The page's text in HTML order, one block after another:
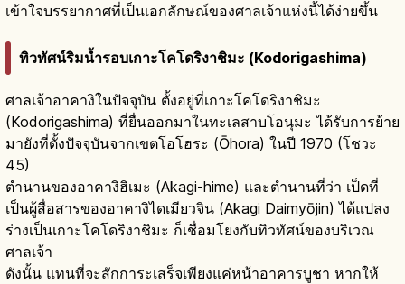
เข้าใจบรรยากาศที่เป็นเอกลักษณ์ของศาลเจ้าแห่งนี้ได้ง่ายขึ้น
ทิวทัศน์ริมน้ำรอบเกาะโคโดริงาชิมะ (Kodorigashima)
ศาลเจ้าอาคางิในปัจจุบัน ตั้งอยู่ที่เกาะโคโดริงาชิมะ
(Kodorigashima) ที่ยื่นออกมาในทะเลสาบโอนุมะ ได้รับการย้าย
มายังที่ตั้งปัจจุบันจากเขตโอโฮระ (Ōhora) ในปี 1970 (โชวะ
45)
ตำนานของอาคางิฮิเมะ (Akagi-hime) และตำนานที่ว่า เป็ดที่
เป็นผู้สื่อสารของอาคางิไดเมียวจิน (Akagi Daimyōjin) ได้แปลง
ร่างเป็นเกาะโคโดริงาชิมะ ก็เชื่อมโยงกับทิวทัศน์ของบริเวณ
ศาลเจ้า
ดังนั้น แทนที่จะสักการะเสร็จเพียงแค่หน้าอาคารบูชา หากให้